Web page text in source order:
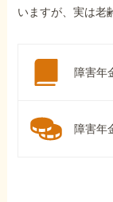
いますが、実は老
障害年
障害年